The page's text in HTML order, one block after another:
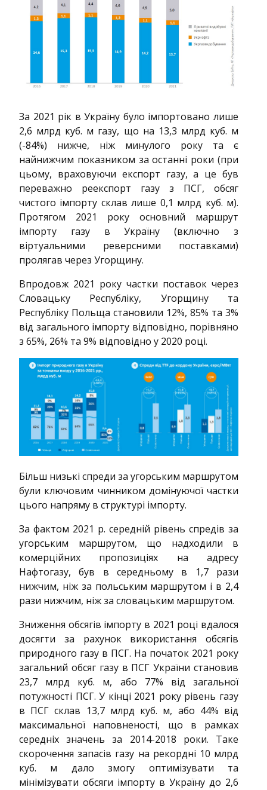
За 2021 рік в Україну було імпортовано лише
2,6 млрд куб. м газу, що на 13,3 млрд куб. м
(-84%) нижче, ніж минулого року та є
найнижчим показником за останні роки (при
цьому, враховуючи експорт газу, а це був
переважно реекспорт газу з ПСГ, обсяг
чистого імпорту склав лише 0,1 млрд куб. м).
Протягом 2021 року основний маршрут
імпорту газу в Україну (включно з
віртуальними реверсними поставками)
пролягав через Угорщину.
Впродовж 2021 року частки поставок через
Словацьку Республіку, Угорщину та
Республіку Польща становили 12%, 85% та 3%
від загального імпорту відповідно, порівняно
з 65%, 26% та 9% відповідно у 2020 році.
Більш низькі спреди за угорським маршрутом
були ключовим чинником домінуючої частки
цього напряму в структурі імпорту.
За фактом 2021 р. середній рівень спредів за
угорським маршрутом, що надходили в
комерційних пропозиціях на адресу
Нафтогазу, був в середньому в 1,7 рази
нижчим, ніж за польським маршрутом і в 2,4
рази нижчим, ніж за словацьким маршрутом.
Зниження обсягів імпорту в 2021 році вдалося
досягти за рахунок використання обсягів
природного газу в ПСГ. На початок 2021 року
загальний обсяг газу в ПСГ України становив
23,7 млрд куб. м, або 77% від загальної
потужності ПСГ. У кінці 2021 року рівень газу
в ПСГ склав 13,7 млрд куб. м, або 44% від
максимальної наповненості, що в рамках
середніх значень за 2014-2018 роки. Таке
скорочення запасів газу на рекордні 10 млрд
куб. м дало змогу оптимізувати та
мінімізувати обсяги імпорту в Україну до 2,6